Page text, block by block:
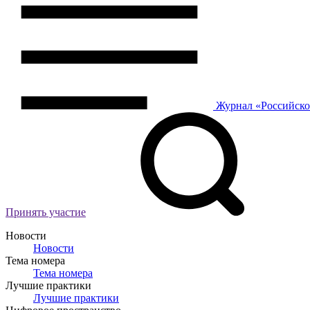
Журнал
Принять участие
Новости
Новости
Тема номера
Тема номера
Лучшие практики
Лучшие практики